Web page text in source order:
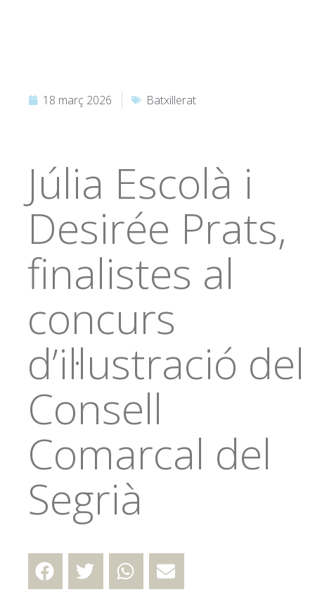
18 març 2026 Batxillerat
Júlia Escolà i
Desirée Prats,
finalistes al
concurs
d’il·lustració del
Consell
Comarcal del
Segrià